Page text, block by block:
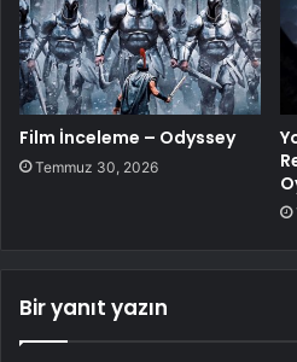
Film İnceleme – Odyssey
Temmuz 30, 2026
Bir yanıt yazın